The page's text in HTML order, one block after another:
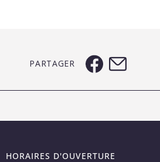
PARTAGER
HORAIRES D'OUVERTURE